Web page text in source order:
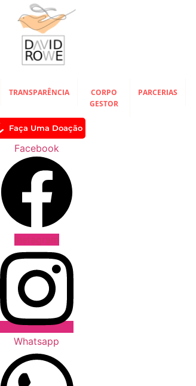
para
conteúdo
TRANSPARÊNCIA
CORPO
GESTOR
PARCERIAS
Faça Uma Doação
Facebook
Whatsapp